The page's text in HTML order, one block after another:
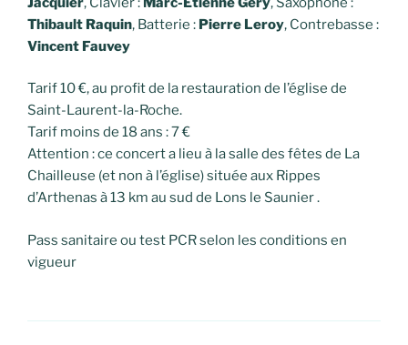
Thibault Raquin, Batterie : Pierre Leroy, Contrebasse :
Vincent Fauvey
Tarif 10 €, au profit de la restauration de l’église de
Saint-Laurent-la-Roche.
Tarif moins de 18 ans : 7 €
Attention : ce concert a lieu à la salle des fêtes de La
Chailleuse (et non à l’église) située aux Rippes
d’Arthenas à 13 km au sud de Lons le Saunier .
Pass sanitaire ou test PCR selon les conditions en
vigueur